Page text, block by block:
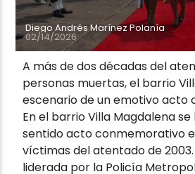
Diego Andrés Marínez Polanía
02/14/2026
A más de dos décadas del
personas muertas, el barrio
escenario de un emotivo acto
En el barrio Villa Magdalena
sentido acto conmemorativo
víctimas del atentado de
liderada por la Policía